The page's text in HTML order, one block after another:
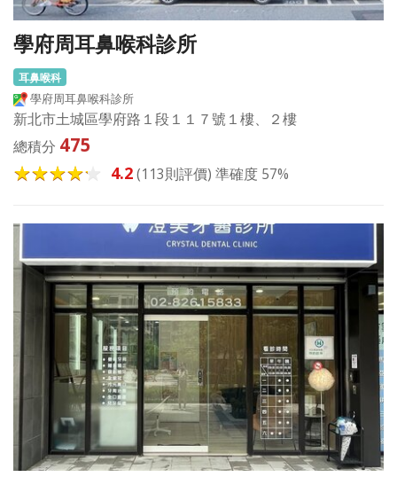
學府周耳鼻喉科診所
耳鼻喉科
學府周耳鼻喉科診所
新北市土城區學府路１段１１７號１樓、２樓
總積分 475
4.2(113則評價) 準確度 57%